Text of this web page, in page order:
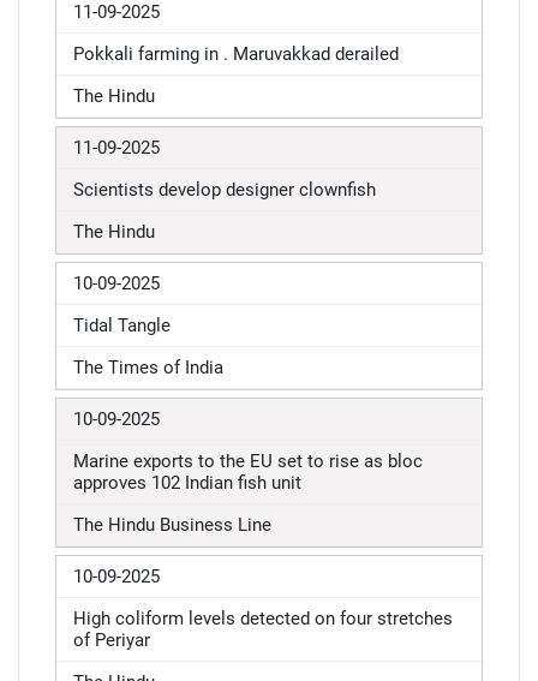
11-09-2025
Pokkali farming in . Maruvakkad derailed
The Hindu
11-09-2025
Scientists develop designer clownfish
The Hindu
10-09-2025
Tidal Tangle
The Times of India
10-09-2025
Marine exports to the EU set to rise as bloc
approves 102 Indian fish unit
The Hindu Business Line
10-09-2025
High coliform levels detected on four stretches
of Periyar